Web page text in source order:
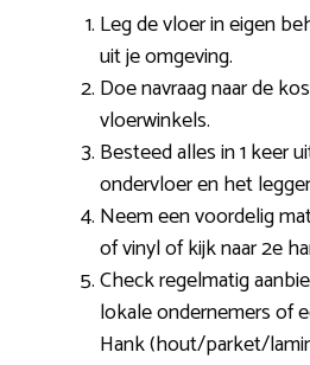
Leg de vloer in eigen
uit je omgeving.
Doe navraag naar de
vloerwinkels.
Besteed alles in 1 keer
ondervloer en het
Neem een voordelig
of vinyl of kijk naar 2e
Check regelmatig
lokale ondernemers of
Hank (hout/parket/